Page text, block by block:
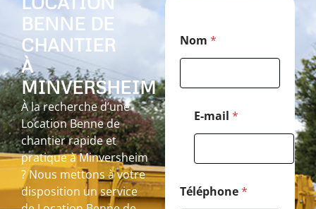
BENNE DE
CHANTIER
À
MINVERSHEIM
À la recherche d’une
Location Benne de
chantier rapide et
pratique à Minversheim
? Nous mettons à votre
disposition un service
Nom *
E-mail *
m
N
o
m
*
Téléphone*